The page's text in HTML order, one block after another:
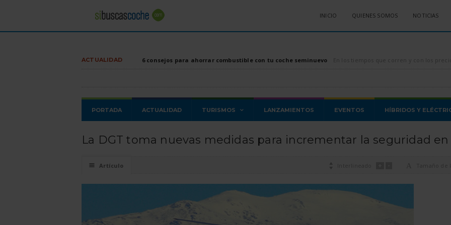
INICIO QUIENES SOMOS NOTICIAS
ACTUALIDAD 6 consejos para ahorrar combustible con tu coche seminuevo En los tiempos que corren y con los precios de los combustibles, tanto diésel como
PORTADA ACTUALIDAD TURISMOS LANZAMIENTOS EVENTOS HÍBRIDOS Y
La DGT toma nuevas medidas para incrementar la seguridad
☰ Artículo